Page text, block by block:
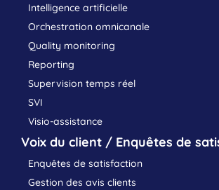
Intelligence artificielle
Orchestration omnicanale
Quality monitoring
Reporting
Supervision temps réel
SVI
Visio-assistance
Voix du client / Enquêtes de
Enquêtes de satisfaction
Gestion des avis clients